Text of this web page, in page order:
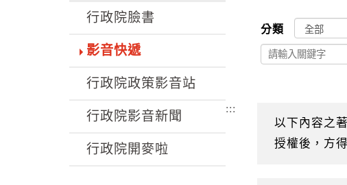
行政院臉書
影音快遞
行政院政策影音站
行政院影音新聞
行政院開麥啦
分類
:::
以下內容之
授權後，方